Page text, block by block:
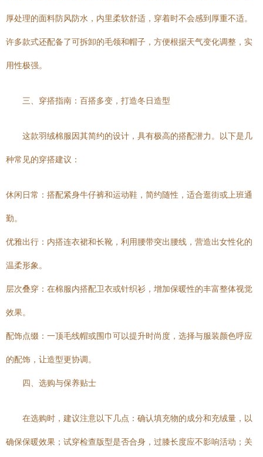
厚处理的面料防风防水，内里柔软舒适，穿着时不会感到厚重不适。
许多款式还配备了可拆卸的毛领和帽子，方便根据天气变化调整，实
用性极强。
三、穿搭指南：百搭多变，打造冬日造型
这款羽绒棉服因其简约的设计，具有极高的搭配潜力。以下是几
种常见的穿搭建议：
休闲日常：搭配紧身牛仔裤和运动鞋，简约随性，适合逛街或上班通
勤。
优雅出行：内搭连衣裙和长靴，利用腰带突出腰线，营造出女性化的
温柔形象。
层次叠穿：在棉服内搭配卫衣或针织衫，增加保暖性的丰富整体视觉
效果。
配饰点缀：一顶毛线帽或围巾可以提升时尚度，选择与服装颜色呼应
的配饰，让造型更协调。
四、选购与保养贴士
在选购时，建议注意以下几点：确认填充物的成分和充绒量，以
确保保暖效果；试穿检查版型是否合身，过膝长度应不影响活动；关